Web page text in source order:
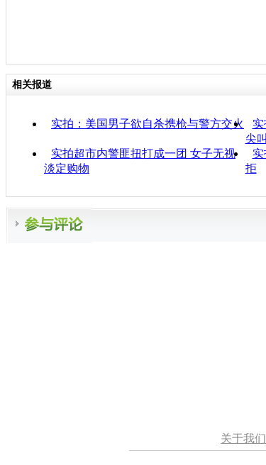
相关报道
实拍：美国男子欲自杀携枪与警方交火
尖
实拍超市内警匪扭打成一团 女子无视
淡定购物
拒
关于我们